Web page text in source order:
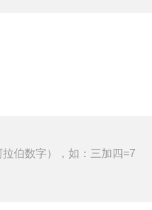
伯数字），如：三加四=7